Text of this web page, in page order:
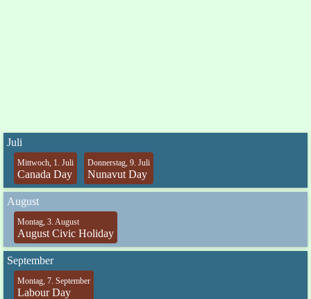
Juli
Mittwoch, 1. Juli
Canada Day
Donnerstag, 9. Juli
Nunavut Day
August
Montag, 3. August
August Civic Holiday
September
Montag, 7. September
Labour Day